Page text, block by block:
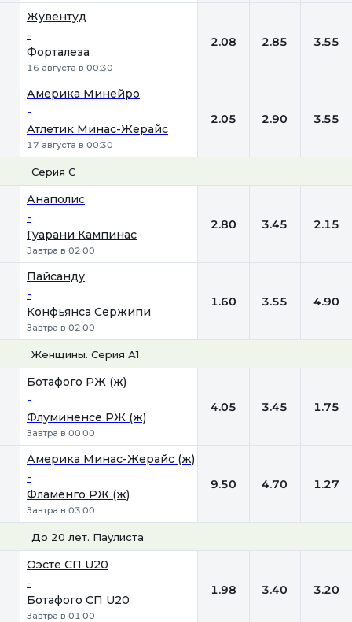
Жувентуд
-
Форталеза
16 августа в 00:30
2.08 2.85 3.55
Америка Минейро
-
Атлетик Минас-Жерайс
17 августа в 00:30
2.05 2.90 3.55
Серия С
Анаполис
-
Гуарани Кампинас
Завтра в 02:00
2.80 3.45 2.15
Пайсанду
-
Конфьянса Сержипи
Завтра в 02:00
1.60 3.55 4.90
Женщины. Серия А1
Ботафого РЖ (ж)
-
Флуминенсе РЖ (ж)
Завтра в 00:00
4.05 3.45 1.75
Америка Минас-Жерайс (ж)
-
Фламенго РЖ (ж)
Завтра в 03:00
9.50 4.70 1.27
До 20 лет. Паулиста
Оэсте СП U20
-
Ботафого СП U20
Завтра в 01:00
1.98 3.40 3.20